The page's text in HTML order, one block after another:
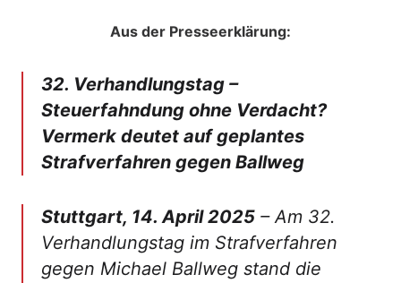
Aus der Presseerklärung:
32. Verhandlungstag –
Steuerfahndung ohne Verdacht?
Vermerk deutet auf geplantes
Strafverfahren gegen Ballweg
Stuttgart, 14. April 2025 – Am 32.
Verhandlungstag im Strafverfahren
gegen Michael Ballweg stand die